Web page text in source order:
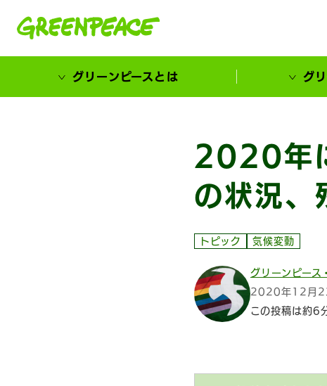
グリーンピースとは グ
2020年
の状況、
トピック 気候変動
グリーンピース
2020年12月
この投稿は約6